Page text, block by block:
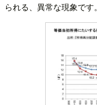
られる、異常な現象です。